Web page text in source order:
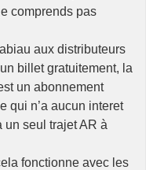
comprends pas
aux distributeurs
billet gratuitement, la
un abonnement
qui n’a aucun interet
un seul trajet AR à
fonctionne avec les